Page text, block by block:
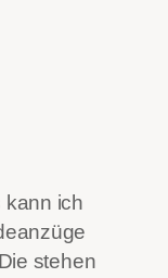
kann ich
stehen